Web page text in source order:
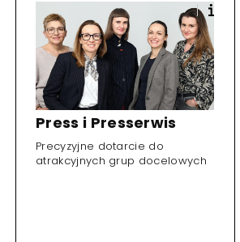
Press i Presserwis
Precyzyjne dotarcie do
atrakcyjnych grup docelowych